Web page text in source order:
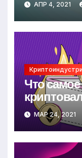
АПР 4, 2021
Что
МАР 24, 2021